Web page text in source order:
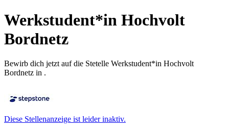
Werkstudent*in Hochvolt
Bordnetz
Bewirb dich jetzt auf die Stetelle Werkstudent*in Hochvolt
Bordnetz in .
Diese Stellenanzeige ist leider inaktiv.